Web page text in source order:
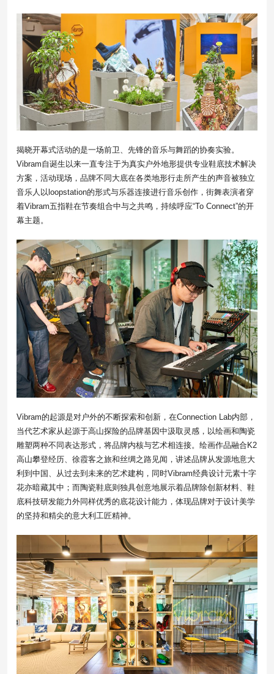
揭晓开幕式活动的是一场前卫、先锋的音乐与舞蹈的协奏实验。
Vibram自诞生以来一直专注于为真实户外地形提供专业鞋底技术解决
方案，活动现场，品牌不同大底在各类地形行走所产生的声音被独立
音乐人以loopstation的形式与乐器连接进行音乐创作，街舞表演者穿
着Vibram五指鞋在节奏组合中与之共鸣，持续呼应“To Connect”的开
幕主题。
Vibram的起源是对户外的不断探索和创新，在Connection Lab内部，
当代艺术家从起源于高山探险的品牌基因中汲取灵感，以绘画和陶瓷
雕塑两种不同表达形式，将品牌内核与艺术相连接。绘画作品融合K2
高山攀登经历、徐霞客之旅和丝绸之路见闻，讲述品牌从发源地意大
利到中国、从过去到未来的艺术建构，同时Vibram经典设计元素十字
花亦暗藏其中；而陶瓷鞋底则独具创意地展示着品牌除创新材料、鞋
底科技研发能力外同样优秀的底花设计能力，体现品牌对于设计美学
的坚持和精尖的意大利工匠精神。